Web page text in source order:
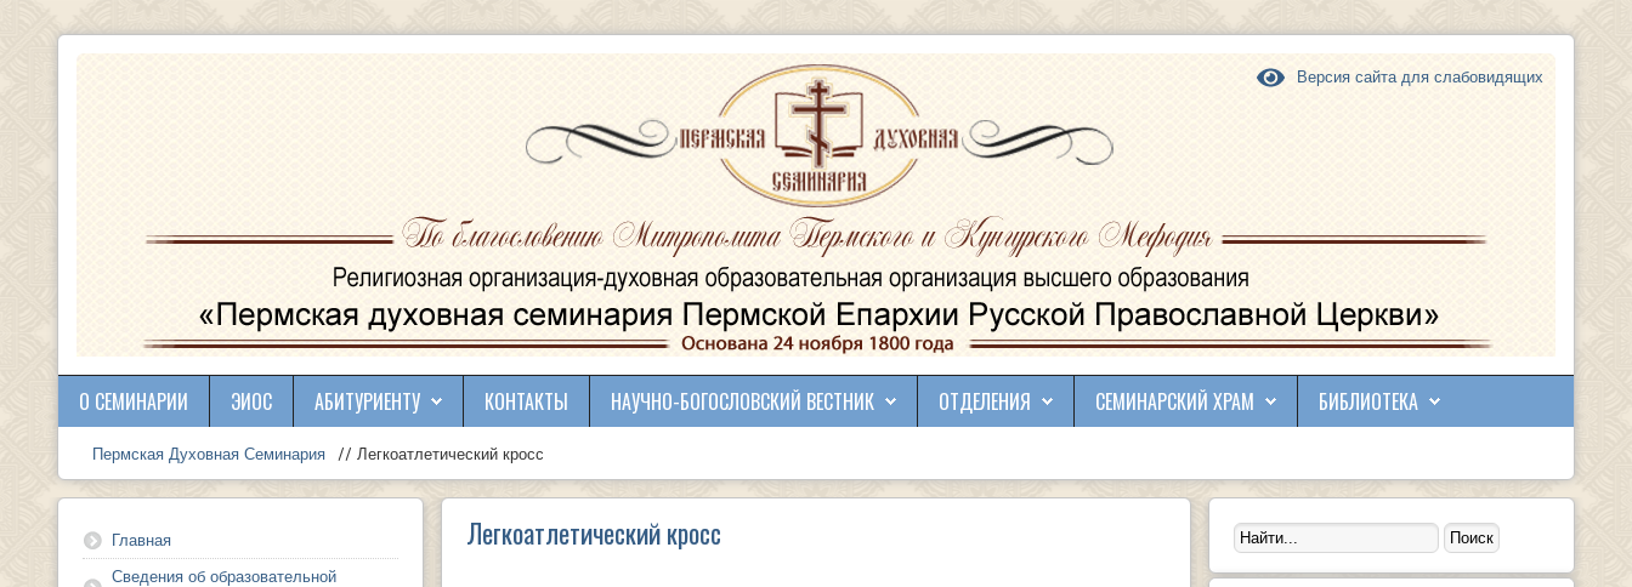
Версия сайта для слабовидящих
О СЕМИНАРИИ ЭИОС АБИТУРИЕНТУ КОНТАКТЫ НАУЧНО-БОГОСЛОВСКИЙ ВЕСТНИК ОТДЕЛЕНИЯ СЕМИНАРСКИЙ ХРАМ БИБЛИОТЕКА
Пермская Духовная Семинария // Легкоатлетический кросс
Легкоатлетический кросс
Главная
Сведения об образовательной